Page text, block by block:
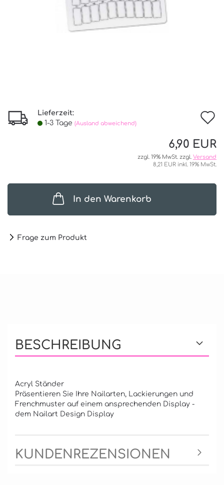
Lieferzeit:
1-3 Tage (Ausland abweichend)
6,90 EUR
zzgl. 19% MwSt. zzgl. Versand
8,21 EUR inkl. 19% MwSt.
In den Warenkorb
Frage zum Produkt
BESCHREIBUNG
Acryl Ständer
Präsentieren Sie Ihre Nailarten, Lackierungen und
Frenchmuster auf einem ansprechenden Display -
dem Nailart Design Display
KUNDENREZENSIONEN